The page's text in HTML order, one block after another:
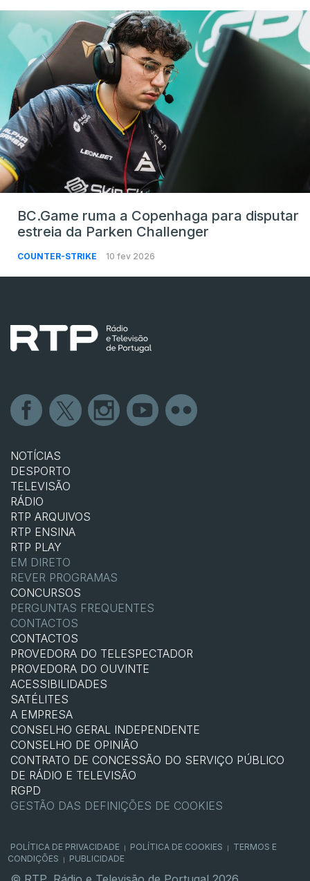
BC.Game ruma a Copenhaga para disputar
estreia da Parken Challenger
COUNTER-STRIKE 10 fev 2026
NOTÍCIAS
DESPORTO
TELEVISÃO
RÁDIO
RTP ARQUIVOS
RTP ENSINA
RTP PLAY
EM DIRETO
REVER PROGRAMAS
CONCURSOS
PERGUNTAS FREQUENTES
CONTACTOS
CONTACTOS
PROVEDORA DO TELESPECTADOR
PROVEDORA DO OUVINTE
ACESSIBILIDADES
SATÉLITES
A EMPRESA
CONSELHO GERAL INDEPENDENTE
CONSELHO DE OPINIÃO
CONTRATO DE CONCESSÃO DO SERVIÇO PÚBLICO
DE RÁDIO E TELEVISÃO
RGPD
GESTÃO DAS DEFINIÇÕES DE COOKIES
POLÍTICA DE PRIVACIDADE POLÍTICA DE COOKIES
TERMOS E
CONDIÇÕES
PUBLICIDADE